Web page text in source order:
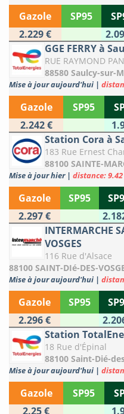
Gazole SP95
2.229 €
GGE FERRY à
RUE RAYMOND
88580 Saulcy-sur-
Mise à jour aujourd'hui |
Gazole SP95
2.242 €
Station Cora à
183 Rue Ernest
88100 SAINTE-
Mise à jour hier | distance:
Gazole SP95
2.297 €
INTERMARCHE
VOSGES
116 Rue d'Alsace
88100 SAINT-DIé-DES-
Mise à jour aujourd'hui |
Gazole SP95
2.296 €
Station
18 Rue d'Épinal
88100 Saint-Dié-
Mise à jour aujourd'hui |
Gazole SP95
2.25 €